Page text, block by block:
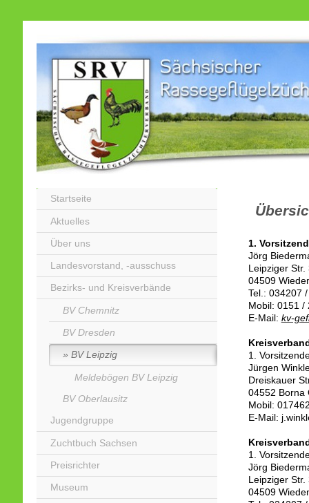
1.
Jörg
Leipziger Str.
04509
Tel.: 034207
Mobil: 0151 /
E-Mail: kv-
1.
Jürgen
Dreiskauer
04552 Borna
Mobil:
E-Mail:
1.
Jörg
Leipziger Str.
04509
Startseite
Aktuelles
Über uns
Landesvorstand, -ausschuss
Bezirks- und Kreisverbände
BV Chemnitz
BV Dresden
BV Leipzig
Meldebögen BV Leipzig
BV Oberlausitz
Jugendgruppe
Zuchtbuch Sachsen
Preisrichter
Museum